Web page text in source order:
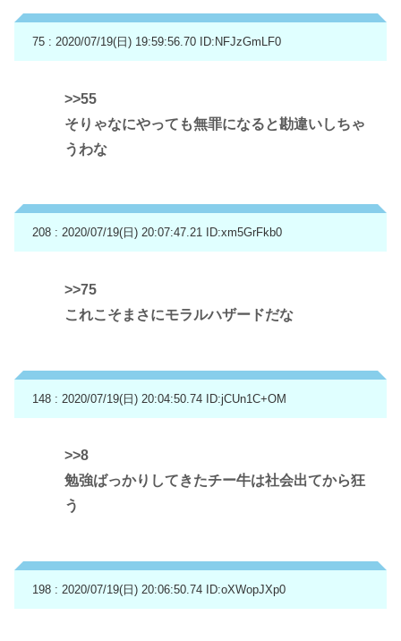
75 : 2020/07/19(日) 19:59:56.70 ID:NFJzGmLF0
>>55
そりゃなにやっても無罪になると勘違いしちゃ
うわな
208 : 2020/07/19(日) 20:07:47.21 ID:xm5GrFkb0
>>75
これこそまさにモラルハザードだな
148 : 2020/07/19(日) 20:04:50.74 ID:jCUn1C+OM
>>8
勉強ばっかりしてきたチー牛は社会出てから狂
う
198 : 2020/07/19(日) 20:06:50.74 ID:oXWopJXp0